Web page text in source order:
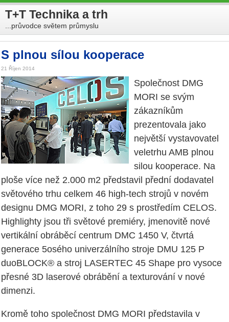
T+T Technika a trh
...průvodce světem průmyslu
S plnou sílou kooperace
21 Říjen 2014
Společnost DMG
MORI se svým
zákazníkům
prezentovala jako
největší vystavovatel
veletrhu AMB plnou
silou kooperace. Na
ploše více než 2.000 m2 představil přední dodavatel
světového trhu celkem 46 high-tech strojů v novém
designu DMG MORI, z toho 29 s prostředím CELOS.
Highlighty jsou tři světové premiéry, jmenovitě nové
vertikální obráběcí centrum DMC 1450 V, čtvrtá
generace 5osého univerzálního stroje DMU 125 P
duoBLOCK® a stroj LASERTEC 45 Shape pro vysoce
přesné 3D laserové obrábění a texturování v nové
dimenzi.
Kromě toho společnost DMG MORI představila v